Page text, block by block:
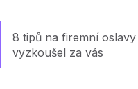
8 tipů na firemní
vyzkoušel za vás